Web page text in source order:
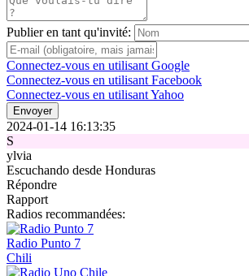
Publier en tant qu'invité:
Connectez-vous en utilisant Google
Connectez-vous en utilisant Facebook
Connectez-vous en utilisant Yahoo
Envoyer
2024-01-14 16:13:35
S
ylvia
Escuchando desde Honduras
Répondre
Rapport
Radios recommandées:
Radio Punto 7
Chili